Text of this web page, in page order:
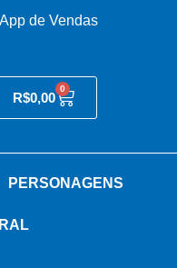
de Vendas
R$0,00
0
PERSONAGENS